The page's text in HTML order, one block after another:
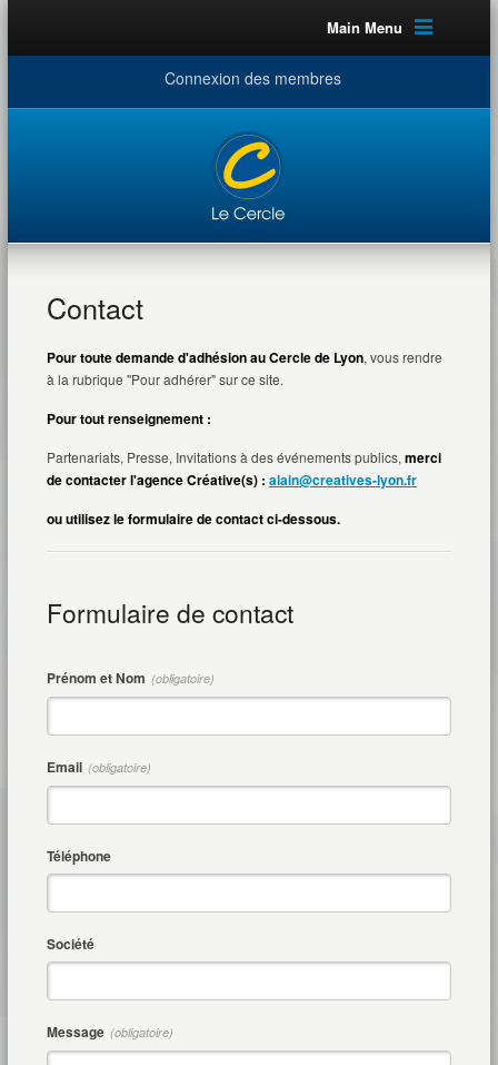
Main Menu
Connexion des membres
Contact
Pour toute demande d'adhésion au Cercle de Lyon, vous rendre
à la rubrique "Pour adhérer" sur ce site.
Pour tout renseignement :
Partenariats, Presse, Invitations à des événements publics, merci
de contacter l'agence Créative(s) : alain@creatives-lyon.fr
ou utilisez le formulaire de contact ci-dessous.
Formulaire de contact
Prénom et Nom (obligatoire)
Email (obligatoire)
Téléphone
Société
Message (obligatoire)